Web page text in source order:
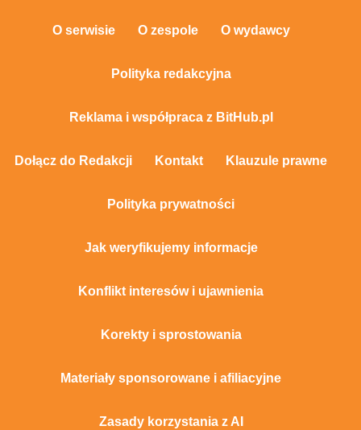
O serwisie O zespole O wydawcy
Polityka redakcyjna
Reklama i współpraca z BitHub.pl
Dołącz do Redakcji Kontakt Klauzule prawne
Polityka prywatności
Jak weryfikujemy informacje
Konflikt interesów i ujawnienia
Korekty i sprostowania
Materiały sponsorowane i afiliacyjne
Zasady korzystania z AI